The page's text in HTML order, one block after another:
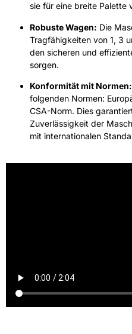
sie für eine breite Palette
Robuste Wagen: Die
Tragfähigkeiten von 1, 3
den sicheren und
sorgen.
Konformität mit Normen:
folgenden Normen:
CSA-Norm. Dies
Zuverlässigkeit der
mit internationalen